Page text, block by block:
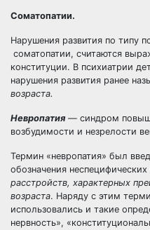
Соматопатии.
Нарушения развития по типу
соматопатии, считаются
конституции. В психиатрии
нарушения развития ранее
возраста.
Невропатия— синдром
возбудимости и незрелости
Термин «невропатия» был
обозначения неспецифических
расстройств, характерных
возраста. Наряду с этим
использовались и такие
нервность»,